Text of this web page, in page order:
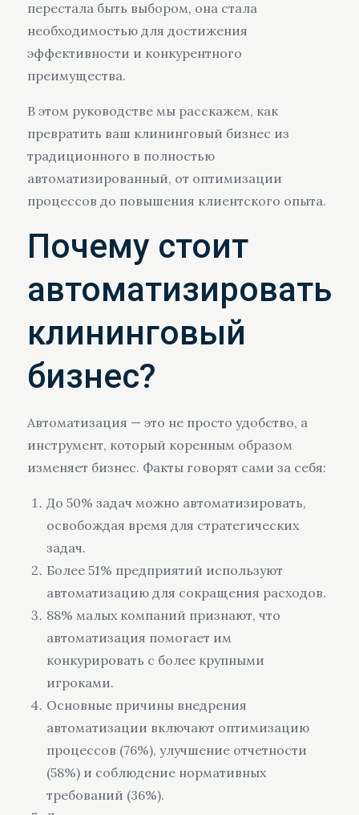
перестала быть выбором, она стала
необходимостью для достижения
эффективности и конкурентного
преимущества.
В этом руководстве мы расскажем, как
превратить ваш клининговый бизнес из
традиционного в полностью
автоматизированный, от оптимизации
процессов до повышения клиентского опыта.
Почему стоит
автоматизировать
клининговый
бизнес?
Автоматизация — это не просто удобство, а
инструмент, который коренным образом
изменяет бизнес. Факты говорят сами за себя:
До 50% задач можно автоматизировать,
освобождая время для стратегических
задач.
Более 51% предприятий используют
автоматизацию для сокращения расходов.
88% малых компаний признают, что
автоматизация помогает им
конкурировать с более крупными
игроками.
Основные причины внедрения
автоматизации включают оптимизацию
процессов (76%), улучшение отчетности
(58%) и соблюдение нормативных
требований (36%).